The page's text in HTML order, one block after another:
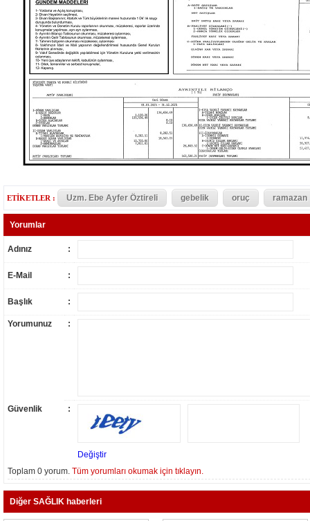
ETİKETLER : Uzm. Ebe Ayfer Öztireli gebelik oruç ramazan
Yorumlar
Adınız :
E-Mail :
Başlık :
Yorumunuz :
Güvenlik :
Değiştir
Toplam 0 yorum. Tüm yorumları okumak için tıklayın.
Diğer SAĞLIK haberleri